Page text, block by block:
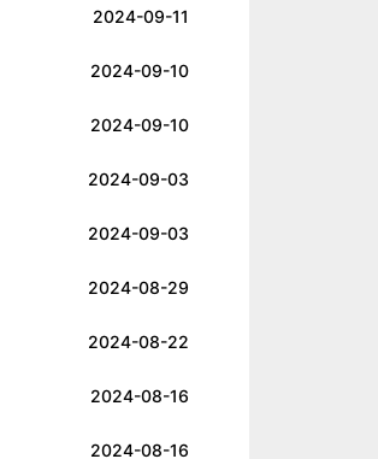
2024-09-11
2024-09-10
2024-09-10
2024-09-03
2024-09-03
2024-08-29
2024-08-22
2024-08-16
2024-08-16